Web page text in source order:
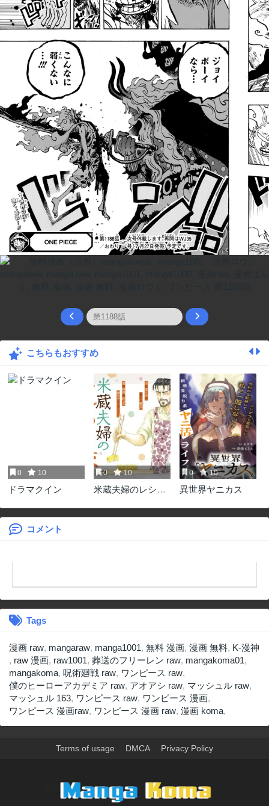
こちらもおすすめ
0 10
ドラマクイン
0 10
米蔵夫婦のレシピ
0 10
異世界ヤニカス
コメント
Tags
漫画 raw, mangaraw, manga1001, 無料 漫画, 漫画 無料, K-漫神
, raw 漫画, raw1001, 葬送のフリーレン raw, mangakoma01,
mangakoma, 呪術廻戦 raw, ワンピース raw,
僕のヒーローアカデミア raw, アオアシ raw, マッシュル raw,
マッシュル 163, ワンピース raw, ワンピース 漫画,
ワンピース 漫画raw, ワンピース 漫画 raw, 漫画 koma,
Terms of usage DMCA Privacy Policy